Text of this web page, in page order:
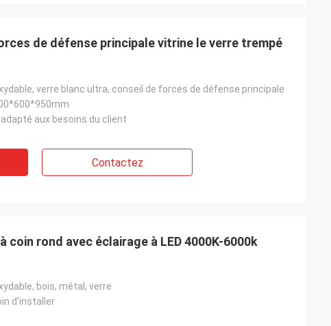
de défense principale vitrine le verre trempé
verre blanc ultra, conseil de forces de défense principale
adapté aux besoins du client
Contactez
coin rond avec éclairage à LED 4000K-6000k
bois, métal, verre
d'installer